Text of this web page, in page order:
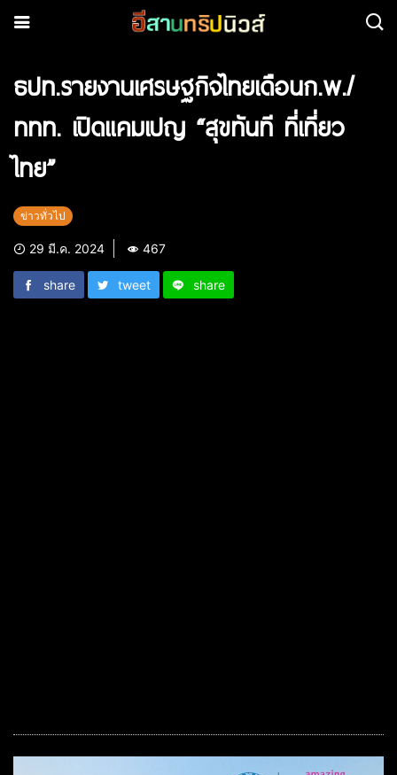
ธปท.รายงานเศรษฐกิจไทยเดือนก.พ./
ททท. เปิดแคมเปญ “สุขทันที ที่เที่ยว
ไทย”
ข่าวทั่วไป
29 มี.ค. 2024 467
share tweet share